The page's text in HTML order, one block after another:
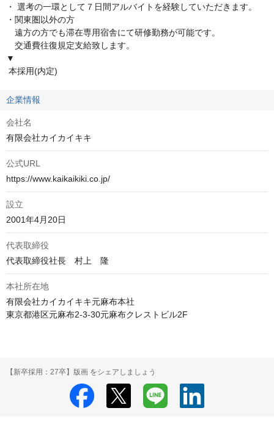
・ 選考の一環として７日間アルバイトを経験していただきます。
・関東圏以外の方
遠方の方でも滞在専用宿舎にて研修勤務が可能です。
交通費往復規定支給致します。
▼
本採用(内定)
企業情報
会社名
有限会社カイカイキキ
公式URL
https://www.kaikaikiki.co.jp/
設立
2001年4月20日
代表取締役
代表取締役社長　村上　隆
本社所在地
有限会社カイカイキキ元麻布本社
東京都港区元麻布2-3-30元麻布クレストビル2F
【新卒採用：27卒】版画 をシェアしましょう